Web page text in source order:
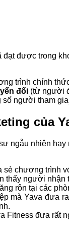
được trong
trình chính
đổi (từ người
số người tham
của
ngẫu nhiên
sẻ chương trình
thấy người nhận
rôn tại các
mà Yava đưa
Fitness đưa rất